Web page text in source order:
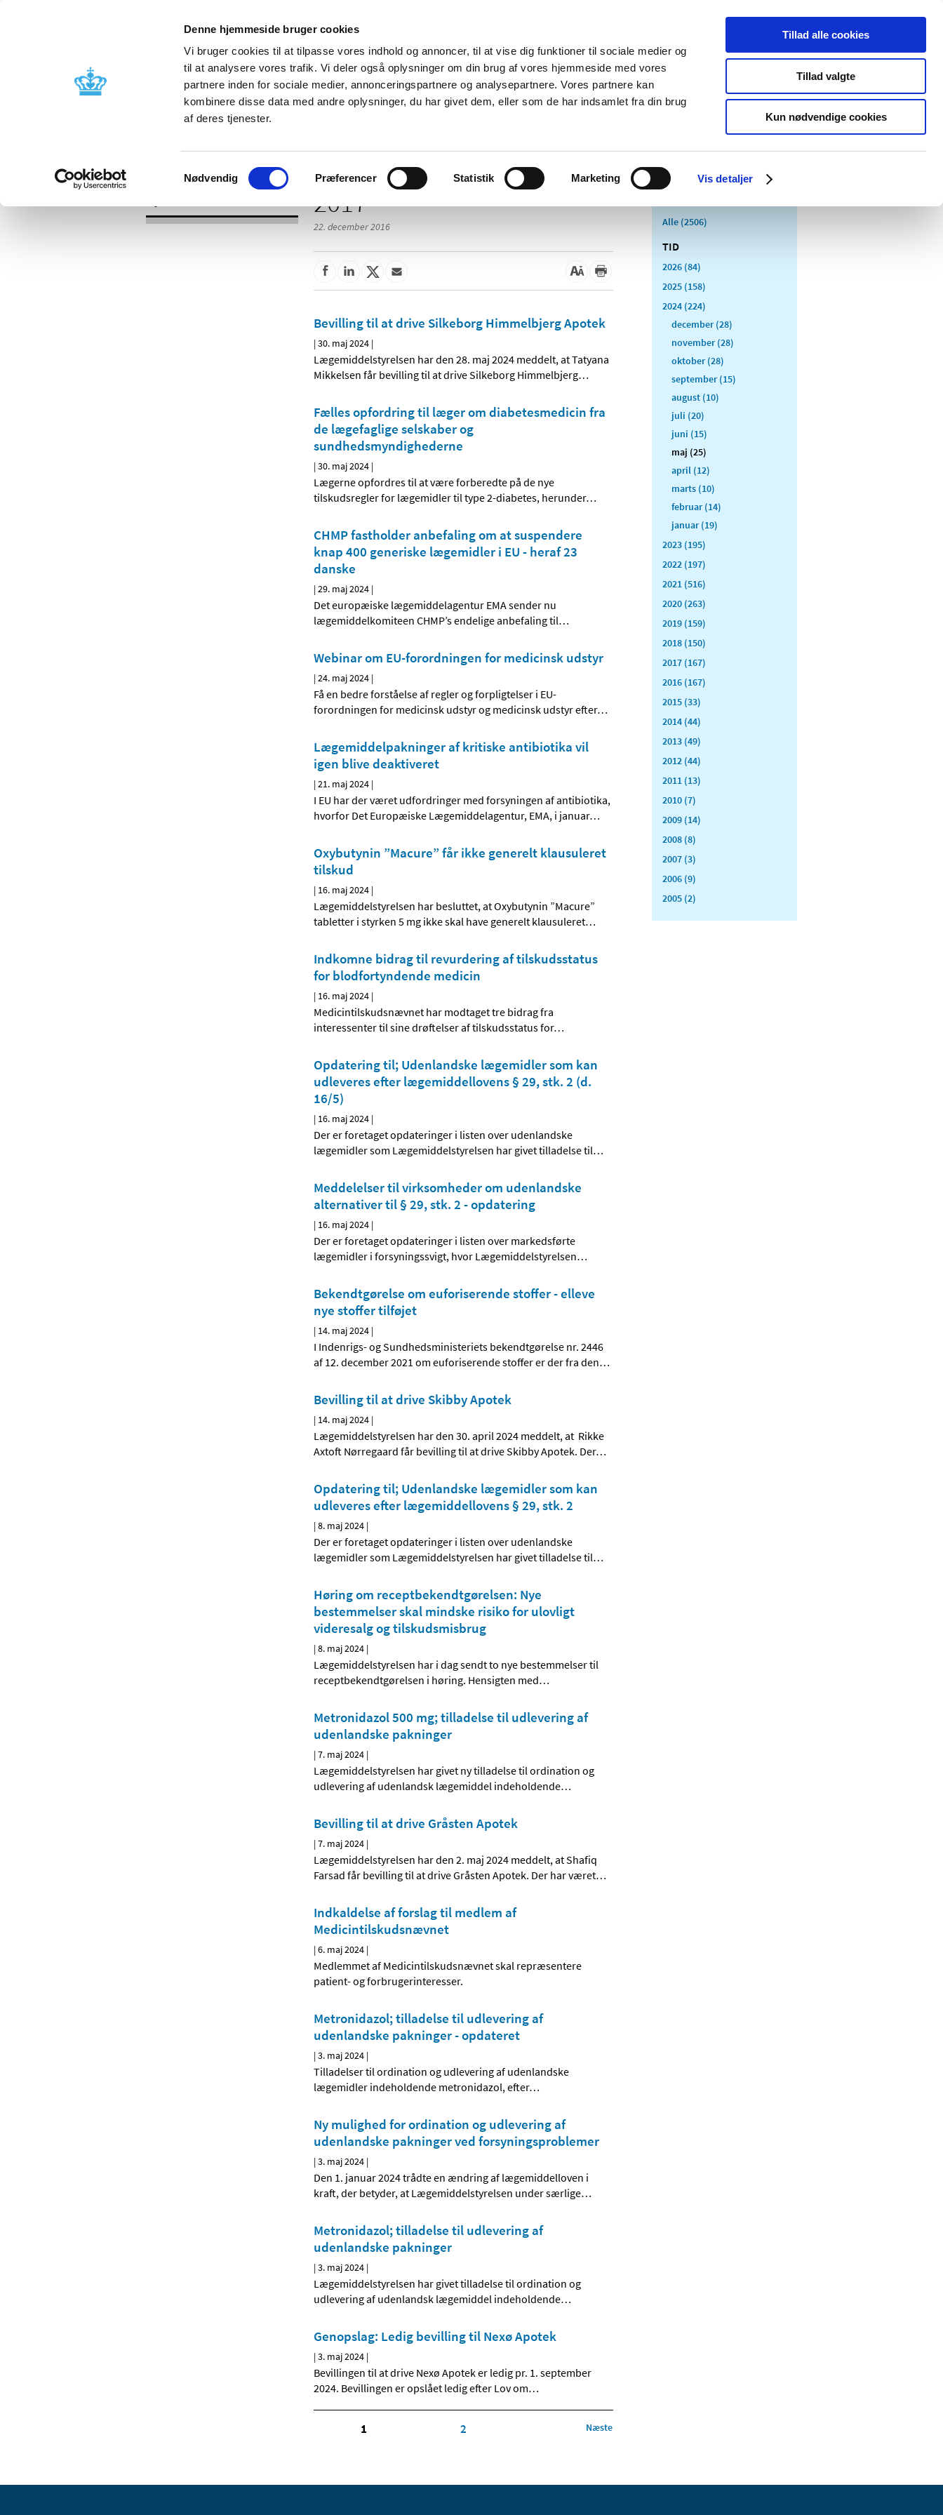
Denne hjemmeside bruger cookies
Vi bruger cookies til at tilpasse vores indhold og annoncer, til at vise dig funktioner til sociale medier og
til at analysere vores trafik. Vi deler også oplysninger om din brug af vores hjemmeside med vores
partnere inden for sociale medier, annonceringspartnere og analysepartnere. Vores partnere kan
kombinere disse data med andre oplysninger, du har givet dem, eller som de har indsamlet fra din brug
af deres tjenester.
Samtykkevalg
Nødvendig Præferencer Statistik Marketing Vis detaljer
Tillad alle cookies
Tillad valgte
Kun nødvendige cookies
Nyheder Om os Kontakt Udgivelser
Godkendelse og
Bivirkninger og
produktinformation
Tilskud og
Apoteker og salg af
Medicinsk
Særlige
produktområder
2017
22. december 2016
Bevilling til at drive Silkeborg Himmelbjerg Apotek
|30. maj 2024 |
Lægemiddelstyrelsen har den 28. maj 2024 meddelt, at Tatyana
Mikkelsen får bevilling til at drive Silkeborg Himmelbjerg…
Fælles opfordring til læger om diabetesmedicin fra
de lægefaglige selskaber og
sundhedsmyndighederne
|30. maj 2024 |
Lægerne opfordres til at være forberedte på de nye
tilskudsregler for lægemidler til type 2-diabetes, herunder…
CHMP fastholder anbefaling om at suspendere
knap 400 generiske lægemidler i EU - heraf 23
danske
|29. maj 2024 |
Det europæiske lægemiddelagentur EMA sender nu
lægemiddelkomiteen CHMP’s endelige anbefaling til…
Webinar om EU-forordningen for medicinsk udstyr
|24. maj 2024 |
Få en bedre forståelse af regler og forpligtelser i EU-
forordningen for medicinsk udstyr og medicinsk udstyr efter…
Lægemiddelpakninger af kritiske antibiotika vil
igen blive deaktiveret
|21. maj 2024 |
I EU har der været udfordringer med forsyningen af antibiotika,
hvorfor Det Europæiske Lægemiddelagentur, EMA, i januar…
Oxybutynin ”Macure” får ikke generelt klausuleret
tilskud
| 16. maj 2024 |
Lægemiddelstyrelsen har besluttet, at Oxybutynin ”Macure”
tabletter i styrken 5 mg ikke skal have generelt klausuleret…
Indkomne bidrag til revurdering af tilskudsstatus
for blodfortyndende medicin
| 16. maj 2024 |
Medicintilskudsnævnet har modtaget tre bidrag fra
interessenter til sine drøftelser af tilskudsstatus for…
Opdatering til; Udenlandske lægemidler som kan
udleveres efter lægemiddellovens § 29, stk. 2 (d.
16/5)
| 16. maj 2024 |
Der er foretaget opdateringer i listen over udenlandske
lægemidler som Lægemiddelstyrelsen har givet tilladelse til…
Meddelelser til virksomheder om udenlandske
alternativer til § 29, stk. 2 - opdatering
| 16. maj 2024 |
Der er foretaget opdateringer i listen over markedsførte
lægemidler i forsyningssvigt, hvor Lægemiddelstyrelsen…
Bekendtgørelse om euforiserende stoffer - elleve
nye stoffer tilføjet
| 14. maj 2024 |
I Indenrigs- og Sundhedsministeriets bekendtgørelse nr. 2446
af 12. december 2021 om euforiserende stoffer er der fra den…
Bevilling til at drive Skibby Apotek
| 14. maj 2024 |
Lægemiddelstyrelsen har den 30. april 2024 meddelt, at Rikke
Axtoft Nørregaard får bevilling til at drive Skibby Apotek. Der…
Opdatering til; Udenlandske lægemidler som kan
udleveres efter lægemiddellovens § 29, stk. 2
|8. maj 2024 |
Der er foretaget opdateringer i listen over udenlandske
lægemidler som Lægemiddelstyrelsen har givet tilladelse til…
Høring om receptbekendtgørelsen: Nye
bestemmelser skal mindske risiko for ulovligt
videresalg og tilskudsmisbrug
|8. maj 2024 |
Lægemiddelstyrelsen har i dag sendt to nye bestemmelser til
receptbekendtgørelsen i høring. Hensigten med…
Metronidazol 500 mg; tilladelse til udlevering af
udenlandske pakninger
|7. maj 2024 |
Lægemiddelstyrelsen har givet ny tilladelse til ordination og
udlevering af udenlandsk lægemiddel indeholdende…
Bevilling til at drive Gråsten Apotek
|7. maj 2024 |
Lægemiddelstyrelsen har den 2. maj 2024 meddelt, at Shafiq
Farsad får bevilling til at drive Gråsten Apotek. Der har været…
Indkaldelse af forslag til medlem af
Medicintilskudsnævnet
|6. maj 2024 |
Medlemmet af Medicintilskudsnævnet skal repræsentere
patient- og forbrugerinteresser.
Metronidazol; tilladelse til udlevering af
udenlandske pakninger - opdateret
|3. maj 2024 |
Tilladelser til ordination og udlevering af udenlandske
lægemidler indeholdende metronidazol, efter…
Ny mulighed for ordination og udlevering af
udenlandske pakninger ved forsyningsproblemer
|3. maj 2024 |
Den 1. januar 2024 trådte en ændring af lægemiddelloven i
kraft, der betyder, at Lægemiddelstyrelsen under særlige…
Metronidazol; tilladelse til udlevering af
udenlandske pakninger
|3. maj 2024 |
Lægemiddelstyrelsen har givet tilladelse til ordination og
udlevering af udenlandsk lægemiddel indeholdende…
Genopslag: Ledig bevilling til Nexø Apotek
|3. maj 2024 |
Bevillingen til at drive Nexø Apotek er ledig pr. 1. september
2024. Bevillingen er opslået ledig efter Lov om…
1 2 Næste
Alle (2506)
TID
2026 (84)
2025 (158)
2024 (224)
december (28)
november (28)
oktober (28)
september (15)
august (10)
juli (20)
juni (15)
maj (25)
april (12)
marts (10)
februar (14)
januar (19)
2023 (195)
2022 (197)
2021 (516)
2020 (263)
2019 (159)
2018 (150)
2017 (167)
2016 (167)
2015 (33)
2014 (44)
2013 (49)
2012 (44)
2011 (13)
2010 (7)
2009 (14)
2008 (8)
2007 (3)
2006 (9)
2005 (2)